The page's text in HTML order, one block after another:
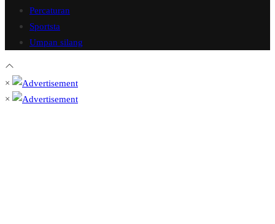
Percaturan
Sportsta
Umpan silang
×
×